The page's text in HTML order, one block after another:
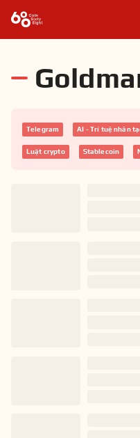
Telegram AI - Trí tuệ nhân
Luật crypto Stablecoin